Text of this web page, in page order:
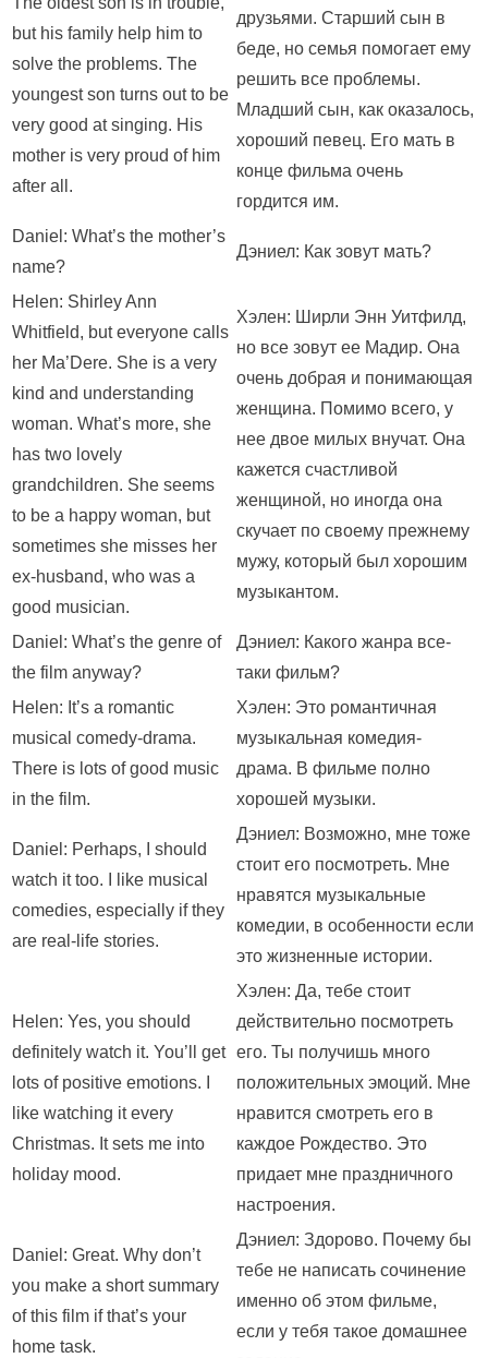
but his family help him to
solve the problems. The
youngest son turns out to be
very good at singing. His
mother is very proud of him
after all.
друзьями. Старший сын в
беде, но семья помогает ему
решить все проблемы.
Младший сын, как оказалось,
хороший певец. Его мать в
конце фильма очень
гордится им.
Daniel: What’s the mother’s
name?
Дэниел: Как зовут мать?
Helen: Shirley Ann
Whitfield, but everyone calls
her Ma’Dere. She is a very
kind and understanding
woman. What’s more, she
has two lovely
grandchildren. She seems
to be a happy woman, but
sometimes she misses her
ex-husband, who was a
good musician.
Хэлен: Ширли Энн Уитфилд,
но все зовут ее Мадир. Она
очень добрая и понимающая
женщина. Помимо всего, у
нее двое милых внучат. Она
кажется счастливой
женщиной, но иногда она
скучает по своему прежнему
мужу, который был хорошим
музыкантом.
Daniel: What’s the genre of
the film anyway?
Дэниел: Какого жанра все-
таки фильм?
Helen: It’s a romantic
musical comedy-drama.
There is lots of good music
in the film.
Хэлен: Это романтичная
музыкальная комедия-
драма. В фильме полно
хорошей музыки.
Daniel: Perhaps, I should
watch it too. I like musical
comedies, especially if they
are real-life stories.
Дэниел: Возможно, мне тоже
стоит его посмотреть. Мне
нравятся музыкальные
комедии, в особенности если
это жизненные истории.
Helen: Yes, you should
definitely watch it. You’ll get
lots of positive emotions. I
like watching it every
Christmas. It sets me into
holiday mood.
Хэлен: Да, тебе стоит
действительно посмотреть
его. Ты получишь много
положительных эмоций. Мне
нравится смотреть его в
каждое Рождество. Это
придает мне праздничного
настроения.
Daniel: Great. Why don’t
you make a short summary
of this film if that’s your
home task.
Дэниел: Здорово. Почему бы
тебе не написать сочинение
именно об этом фильме,
если у тебя такое домашнее